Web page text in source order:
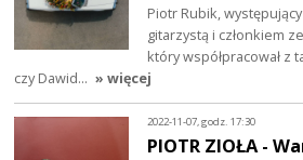
Piotr Rubik,
gitarzystą i członkiem
który współpracował z
czy Dawid… » więcej
2022-11-07, godz. 17:30
PIOTR ZIOŁA -